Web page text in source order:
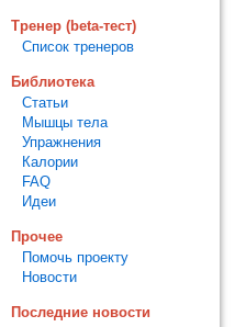
Тренер (beta-тест)
Список тренеров
Библиотека
Статьи
Мышцы тела
Упражнения
Калории
FAQ
Идеи
Прочее
Помочь проекту
Новости
Последние новости